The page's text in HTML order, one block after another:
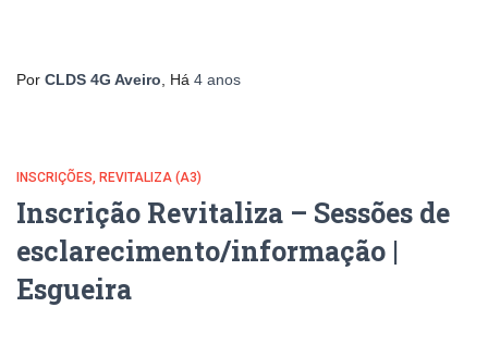
Por CLDS 4G Aveiro , Há 4 anos
INSCRIÇÕES REVITALIZA (A3)
Inscrição Revitaliza – Sessões de
esclarecimento/informação |
Esgueira